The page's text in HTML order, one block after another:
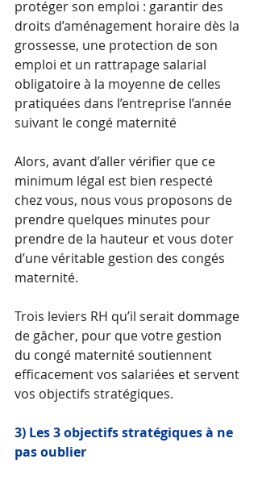
protéger son emploi : garantir des
droits d’aménagement horaire dès la
grossesse, une protection de son
emploi et un rattrapage salarial
obligatoire à la moyenne de celles
pratiquées dans l’entreprise l’année
suivant le congé maternité
Alors, avant d’aller vérifier que ce
minimum légal est bien respecté
chez vous, nous vous proposons de
prendre quelques minutes pour
prendre de la hauteur et vous doter
d’une véritable gestion des congés
maternité.
Trois leviers RH qu’il serait dommage
de gâcher, pour que votre gestion
du congé maternité soutiennent
efficacement vos salariées et servent
vos objectifs stratégiques.
3) Les 3 objectifs stratégiques à ne
pas oublier